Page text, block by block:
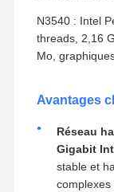
N3540 : Intel
threads, 2,16
Mo,
Avantages
Réseau
Gigabit
stable et